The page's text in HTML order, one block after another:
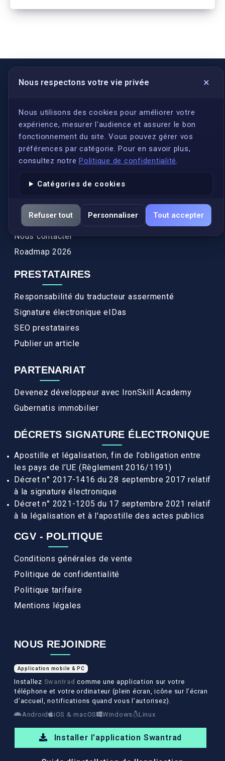
Nous respectons votre vie privée ×
Nous utilisons des cookies pour améliorer votre
expérience, mesurer l'audience et assurer le bon
fonctionnement du site. Vous pouvez gérer vos
préférences par catégorie. Pour en savoir plus,
consultez notre Politique de confidentialité.
Catégories de cookies
Refuser tout Personnaliser Tout accepter
LIENS UTILES
S'inscrire
Qui sommes-nous ?
Conformité
Annuaires des traducteurs assermentés
Actualités
Services
FAQ
Nous contacter
Roadmap 2026
PRESTATAIRES
Responsabilité du traducteur assermenté
Signature électronique eIDas
SEO prestataires
Publier un article
PARTENARIAT
Devenez développeur avec IronSkill Academy
Gubernatis immobilier
DÉCRETS SIGNATURE ÉLECTRONIQUE
Apostille et légalisation, fin de l'obligation entre
les pays de l’UE (Règlement 2016/1191)
Décret n° 2017-1416 du 28 septembre 2017 relatif
à la signature électronique
Décret n° 2021-1205 du 17 septembre 2021 relatif
à la légalisation et à l'apostille des actes publics
CGV - POLITIQUE
Conditions générales de vente
Politique de confidentialité
Politique tarifaire
Mentions légales
NOUS REJOINDRE
Application mobile & PC
Installez Swantrad comme une application sur votre
téléphone et votre ordinateur (plein écran, icône sur l’écran
d’accueil, notifications quand vous l’autorisez).
Android
iOS & macOS Windows Linux
Installer l'application Swantrad